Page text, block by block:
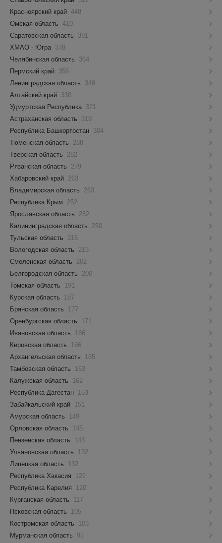
Красноярский край 448
Омская область 410
Саратовская область
391
ХМАО - Югра 378
Челябинская область
364
Пермский край 356
Ленинградская область
349
Алтайский край 330
Удмуртская Республика 321
Астраханская область
319
Республика Башкортостан 304
Тюменская область
288
Тверская область
282
Рязанская область
279
Хабаровский край 263
Владимирская область
263
Республика Крым
252
Ярославская область
252
Калининградская область
250
Тульская область
216
Вологодская область
213
Смоленская область
202
Белгородская область
200
Томская область
191
Курская область
187
Брянская область
177
Оренбургская область
171
Ивановская область
166
Кировская область
166
Архангельская область
165
Тамбовская область
163
Калужская область
162
Республика Дагестан 153
Забайкальский край 151
Амурская область
149
Орловская область
145
Пензенская область
143
Ульяновская область
132
Липецкая область
132
Республика Хакасия
122
Республика Карелия
120
Курганская область
117
Псковская область
105
Костромская область
103
Мурманская область
95